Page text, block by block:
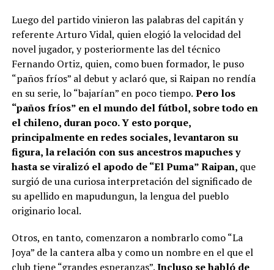
Luego del partido vinieron las palabras del capitán y
referente Arturo Vidal, quien elogió la velocidad del
novel jugador, y posteriormente las del técnico
Fernando Ortiz, quien, como buen formador, le puso
“paños fríos” al debut y aclaró que, si Raipan no rendía
en su serie, lo “bajarían” en poco tiempo. Pero los
“paños fríos” en el mundo del fútbol, sobre todo en
el chileno, duran poco. Y esto porque,
principalmente en redes sociales, levantaron su
figura, la relación con sus ancestros mapuches y
hasta se viralizó el apodo de “El Puma” Raipan, que
surgió de una curiosa interpretación del significado de
su apellido en mapudungun, la lengua del pueblo
originario local.
Otros, en tanto, comenzaron a nombrarlo como “La
Joya” de la cantera alba y como un nombre en el que el
club tiene “grandes esperanzas”.Incluso se habló de